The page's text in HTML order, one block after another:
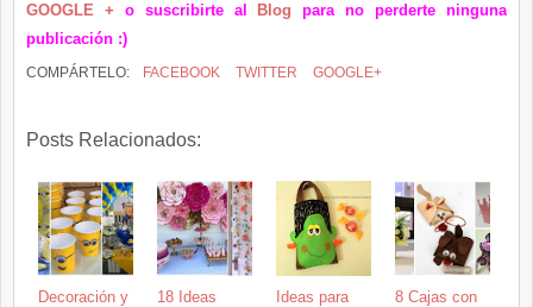
GOOGLE + o suscribirte al Blog para no perderte ninguna
publicación :)
COMPÁRTELO: FACEBOOK TWITTER GOOGLE+
Posts Relacionados:
Decoración y 18 Ideas Ideas para 8 Cajas con